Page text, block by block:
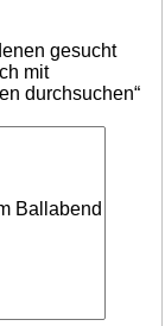
gesucht
mit
durchsuchen“